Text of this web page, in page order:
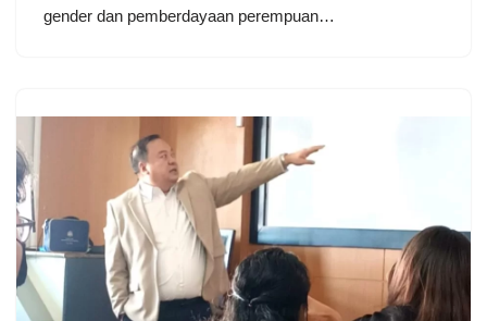
gender dan pemberdayaan perempuan…